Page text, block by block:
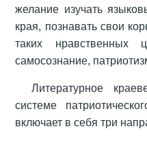
желание изучать
края, познавать свои
таких нравственных
самосознание,
Литературное
системе
включает в себя три